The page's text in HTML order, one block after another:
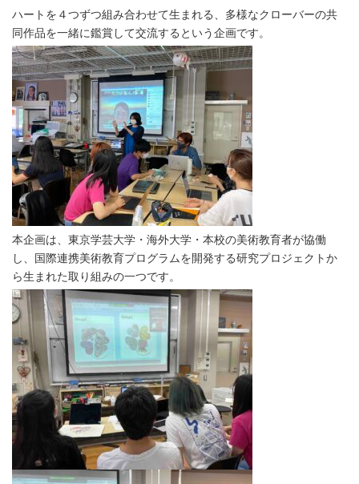
ハートを４つずつ組み合わせて生まれる、多様なクローバーの共
同作品を一緒に鑑賞して交流するという企画です。
本企画は、東京学芸大学・海外大学・本校の美術教育者が協働
し、国際連携美術教育プログラムを開発する研究プロジェクトか
ら生まれた取り組みの一つです。